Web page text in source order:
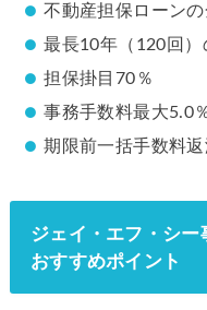
不動産担保ローン
最長10年（120回）
担保掛目70％
事務手数料最大5.0
期限前一括手数料
ジェイ・エフ・シ
おすすめポイント